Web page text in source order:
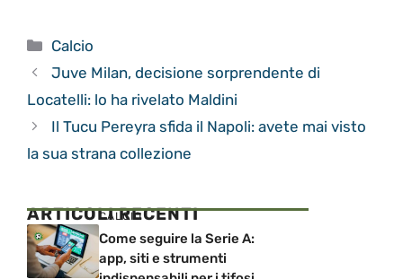
Categorie
Calcio
Juve Milan, decisione sorprendente di
Locatelli: lo ha rivelato Maldini
Il Tucu Pereyra sfida il Napoli: avete mai visto
la sua strana collezione
ARTICOLI RECENTI
CALCIO
Come seguire la Serie A:
app, siti e strumenti